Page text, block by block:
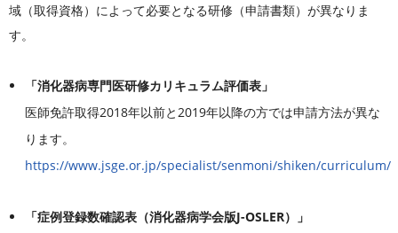
域（取得資格）によって必要となる研修（申請書類）が異なりま
す。
「消化器病専門医研修カリキュラム評価表」
医師免許取得2018年以前と2019年以降の方では申請方法が異な
ります。
https://www.jsge.or.jp/specialist/senmoni/shiken/curriculum/
「症例登録数確認表（消化器病学会版J-OSLER）」